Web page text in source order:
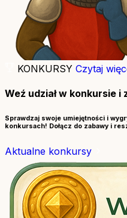
KONKURSY Czytaj
Weź udział w konkursie
Sprawdzaj swoje umiejętności i
konkursach! Dołącz do zabawy i
Aktualne konkursy